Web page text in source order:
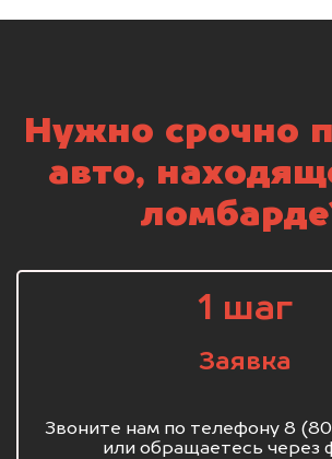
Нужно срочно
авто,
1 шаг
Заявка
Звоните нам по телефону 8
или обращаетесь через